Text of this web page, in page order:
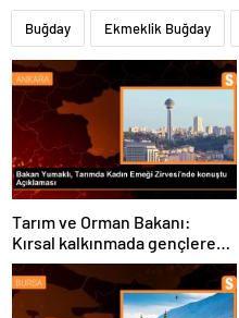
Buğday Ekmeklik Buğday
Tarım ve Orman Bakanı:
Kırsal kalkınmada gençlere
ve kadınlara pozitif ayrımcılık
yapıyoruz